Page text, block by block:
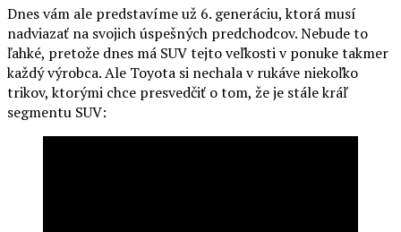
Dnes vám ale predstavíme už 6. generáciu, ktorá musí
nadviazať na svojich úspešných predchodcov. Nebude to
ľahké, pretože dnes má SUV tejto veľkosti v ponuke takmer
každý výrobca. Ale Toyota si nechala v rukáve niekoľko
trikov, ktorými chce presvedčiť o tom, že je stále kráľ
segmentu SUV: